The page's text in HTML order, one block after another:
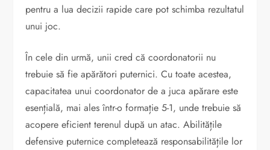
pentru a lua decizii rapide care pot schimba rezultatul
unui joc.
În cele din urmă, unii cred că coordonatorii nu
trebuie să fie apărători puternici. Cu toate acestea,
capacitatea unui coordonator de a juca apărare este
esențială, mai ales într-o formație 5-1, unde trebuie să
acopere eficient terenul după un atac. Abilitățile
defensive puternice completează responsabilitățile lor